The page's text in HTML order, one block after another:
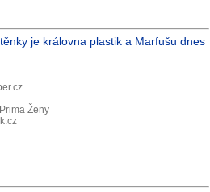
je královna plastik a Marfušu dnes
Prima Ženy